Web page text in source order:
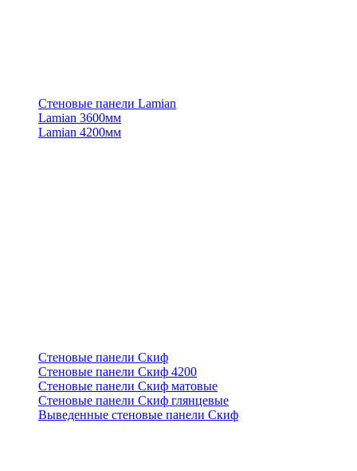
Стеновые панели Lamian
Lamian 3600мм
Lamian 4200мм
Стеновые панели Скиф
Стеновые панели Скиф 4200
Стеновые панели Скиф матовые
Стеновые панели Скиф глянцевые
Выведенные стеновые панели Скиф